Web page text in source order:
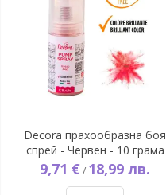
Decora прахообразна боя
спрей - Червен - 10 грама
9,71 € / 18,99 лв.